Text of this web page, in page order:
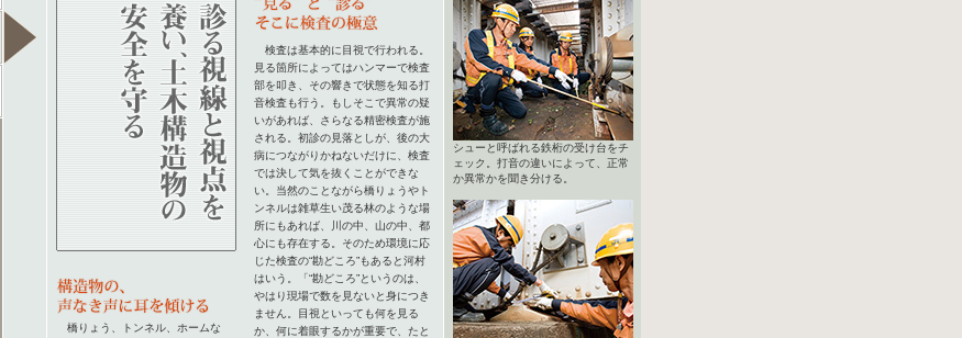
橋りょう、トンネル、ホームな
検査は基本的に目視で行われる。
見る箇所によってはハンマーで検査
部を叩き、その響きで状態を知る打
音検査も行う。もしそこで異常の疑
いがあれば、さらなる精密検査が施
される。初診の見落としが、後の大
病につながりかねないだけに、検査
では決して気を抜くことができな
い。当然のことながら橋りょうやト
ンネルは雑草生い茂る林のような場
所にもあれば、川の中、山の中、都
心にも存在する。そのため環境に応
じた検査の“勘どころ”もあると河村
はいう。「“勘どころ”というのは、
やはり現場で数を見ないと身につき
ません。目視といっても何を見る
か、何に着眼するかが重要で、たと
シューと呼ばれる鉄桁の受け台をチ
ェック。打音の違いによって、正常
か異常かを聞き分ける。